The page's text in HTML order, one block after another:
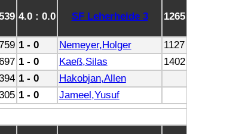
4.0 : 0.0 SF Leherheide 3 1265
1 - 0 Nemeyer,Holger
1127
1 - 0 Kaeß,Silas
1402
1 - 0
Hakobjan,Allen
1 - 0 Jameel,Yusuf